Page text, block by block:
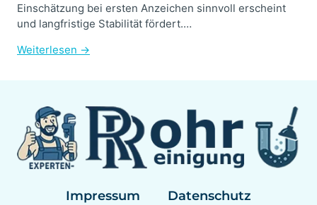
Einschätzung bei ersten Anzeichen sinnvoll erscheint
und langfristige Stabilität fördert.…
Weiterlesen →
Impressum
Datenschutz